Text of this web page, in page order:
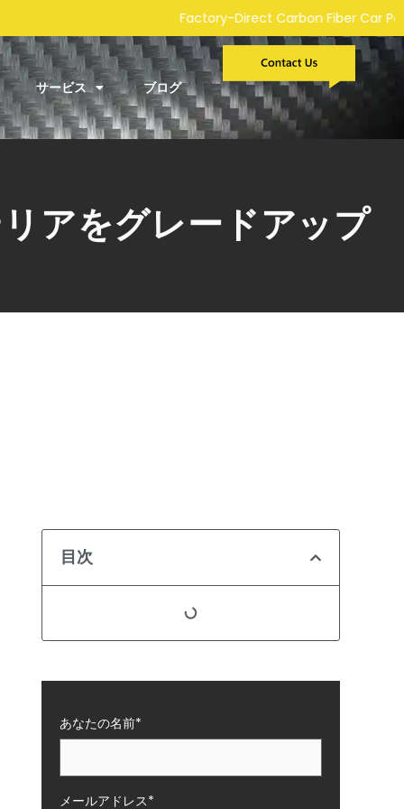
Factory-Direct Carbon Fiber Car Parts
サービス ブログ
アをグレードアップ
目次
あなたの名前*
メールアドレス*